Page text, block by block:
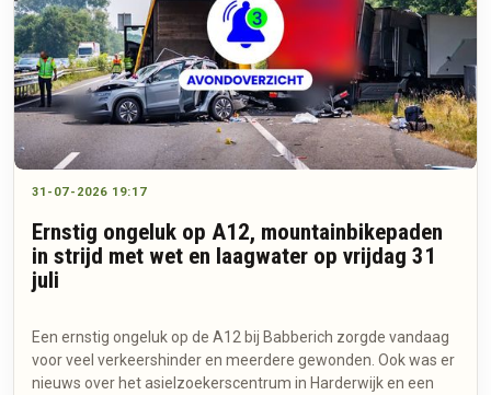
31-07-2026 19:17
Ernstig ongeluk op A12, mountainbikepaden
in strijd met wet en laagwater op vrijdag 31
juli
Een ernstig ongeluk op de A12 bij Babberich zorgde vandaag
voor veel verkeershinder en meerdere gewonden. Ook was er
nieuws over het asielzoekerscentrum in Harderwijk en een